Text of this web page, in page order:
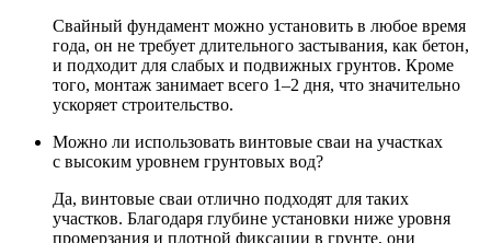
Свайный фундамент можно установить в любое время
года, он не требует длительного застывания, как бетон,
и подходит для слабых и подвижных грунтов. Кроме
того, монтаж занимает всего 1–2 дня, что значительно
ускоряет строительство.
Можно ли использовать винтовые сваи на участках
с высоким уровнем грунтовых вод?
Да, винтовые сваи отлично подходят для таких
участков. Благодаря глубине установки ниже уровня
промерзания и плотной фиксации в грунте, они